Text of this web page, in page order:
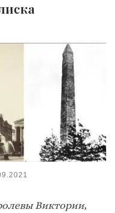
Виктории,